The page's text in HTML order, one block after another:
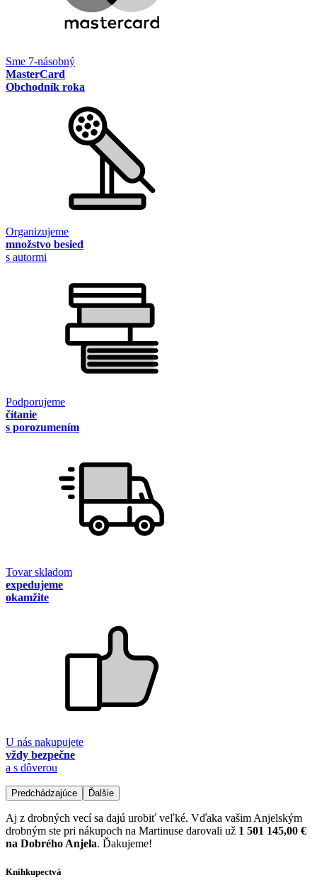
Sme 7-násobný
MasterCard
Obchodník roka
Organizujeme
množstvo besied
s autormi
Podporujeme
čítanie
s porozumením
Tovar skladom
expedujeme
okamžite
U nás nakupujete
vždy bezpečne
a s dôverou
Predchádzajúce Ďalšie
Aj z drobných vecí sa dajú urobiť veľké. Vďaka vašim Anjelským
drobným ste pri nákupoch na Martinuse darovali už 1 501 145,00 €
na Dobrého Anjela. Ďakujeme!
Kníhkupectvá